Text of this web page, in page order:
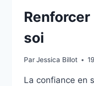
soi
ParJessica Billot
La confiance en